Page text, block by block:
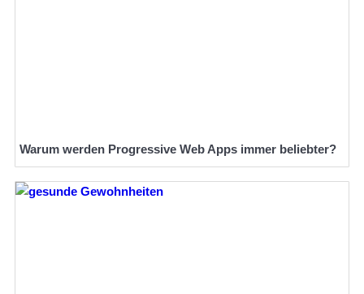
Warum werden Progressive Web Apps immer beliebter?